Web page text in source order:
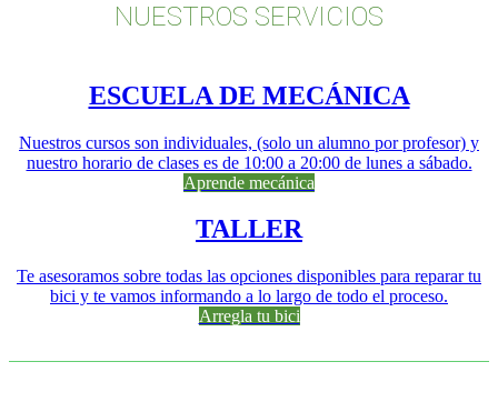
NUESTROS SERVICIOS
ESCUELA DE MECÁNICA
Nuestros cursos son individuales, (solo un alumno por profesor) y
nuestro horario de clases es de 10:00 a 20:00 de lunes a sábado.
Aprende mecánica
TALLER
Te asesoramos sobre todas las opciones disponibles para reparar tu
bici y te vamos informando a lo largo de todo el proceso.
Arregla tu bici